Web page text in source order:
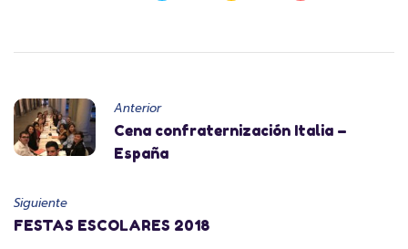
Anterior
Cena confraternización Italia –
España
Siguiente
FESTAS ESCOLARES 2018